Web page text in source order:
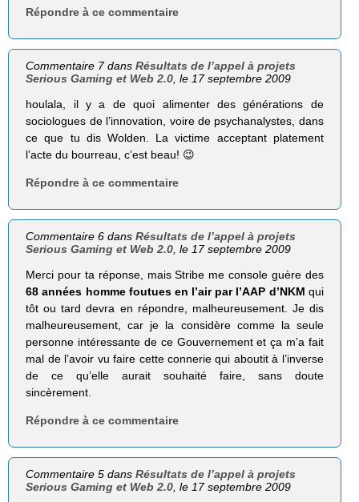
Répondre à ce commentaire
Commentaire 7 dansRésultats de l’appel à projets
Serious Gaming et Web 2.0 , le 17 septembre 2009
houlala, il y a de quoi alimenter des générations de
sociologues de l’innovation, voire de psychanalystes, dans
ce que tu dis Wolden. La victime acceptant platement
l’acte du bourreau, c’est beau! 😉
Répondre à ce commentaire
Commentaire 6 dansRésultats de l’appel à projets
Serious Gaming et Web 2.0 , le 17 septembre 2009
Merci pour ta réponse, mais Stribe me console guère des
68 années homme foutues en l’air par l’AAP d’NKM qui
tôt ou tard devra en répondre, malheureusement. Je dis
malheureusement, car je la considère comme la seule
personne intéressante de ce Gouvernement et ça m’a fait
mal de l’avoir vu faire cette connerie qui aboutit à l’inverse
de ce qu’elle aurait souhaité faire, sans doute
sincèrement.
Répondre à ce commentaire
Commentaire 5 dansRésultats de l’appel à projets
Serious Gaming et Web 2.0, le 17 septembre 2009